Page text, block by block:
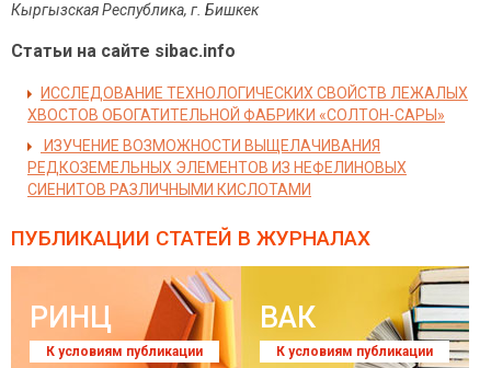
Кыргызская Республика, г. Бишкек
Статьи на сайте sibac.info
ИССЛЕДОВАНИЕ ТЕХНОЛОГИЧЕСКИХ СВОЙСТВ ЛЕЖАЛЫХ
ХВОСТОВ ОБОГАТИТЕЛЬНОЙ ФАБРИКИ «СОЛТОН-САРЫ»
ИЗУЧЕНИЕ ВОЗМОЖНОСТИ ВЫЩЕЛАЧИВАНИЯ
РЕДКОЗЕМЕЛЬНЫХ ЭЛЕМЕНТОВ ИЗ НЕФЕЛИНОВЫХ
СИЕНИТОВ РАЗЛИЧНЫМИ КИСЛОТАМИ
ПУБЛИКАЦИИ СТАТЕЙ В ЖУРНАЛАХ
РИНЦ
К условиям публикации
ВАК
К условиям публикации